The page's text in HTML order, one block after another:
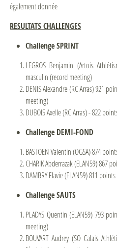
également donnée
RESULTATS CHALLENGES
Challenge SPRINT
LEGROS Benjamin (Artois
masculin (record meeting)
DENIS Alexandre (RC Arras) 921
meeting)
DUBOIS Axelle (RC Arras) - 822
Challenge DEMI-FOND
BASTOEN Valentin (OGSA) 874
CHARIK Abderrazak (ELAN59) 867
DAMBRY Flavie (ELAN59) 811
Challenge SAUTS
PLADYS Quentin (ELAN59) 793
meeting)
BOUVART Audrey (SO Calais